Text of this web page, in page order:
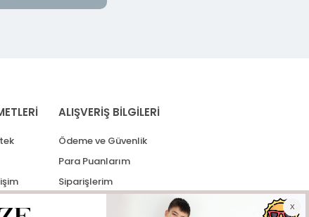
ALIŞVERİŞ BİLGİLERİ
Ödeme ve Güvenlik
Para Puanlarım
Siparişlerim